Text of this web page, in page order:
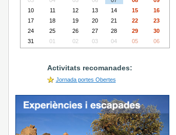
10
11 12 13 14 15
16
17
18 19 20 21 22
23
24
25 26 27 28 29
30
31
01 02 03 04 05 06
Activitats recomanades:
Jornada portes Obertes